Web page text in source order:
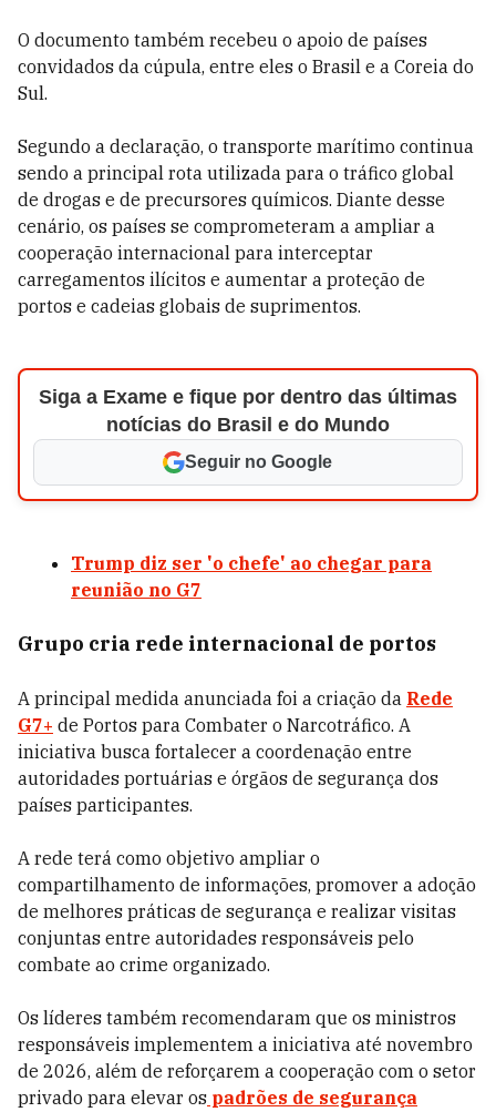
O documento também recebeu o apoio de países
convidados da cúpula, entre eles o Brasil e a Coreia do
Sul.
Segundo a declaração, o transporte marítimo continua
sendo a principal rota utilizada para o tráfico global
de drogas e de precursores químicos. Diante desse
cenário, os países se comprometeram a ampliar a
cooperação internacional para interceptar
carregamentos ilícitos e aumentar a proteção de
portos e cadeias globais de suprimentos.
Siga a Exame e fique por dentro das últimas
notícias do Brasil e do Mundo
Seguir no Google
Trump diz ser 'o chefe' ao chegar para
reunião no G7
Grupo cria rede internacional de portos
A principal medida anunciada foi a criação da Rede
G7+ de Portos para Combater o Narcotráfico. A
iniciativa busca fortalecer a coordenação entre
autoridades portuárias e órgãos de segurança dos
países participantes.
A rede terá como objetivo ampliar o
compartilhamento de informações, promover a adoção
de melhores práticas de segurança e realizar visitas
conjuntas entre autoridades responsáveis pelo
combate ao crime organizado.
Os líderes também recomendaram que os ministros
responsáveis implementem a iniciativa até novembro
de 2026, além de reforçarem a cooperação com o setor
privado para elevar os padrões de segurança